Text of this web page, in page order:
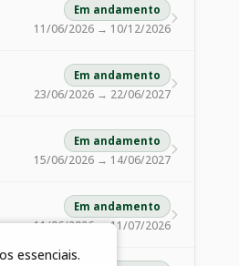
Em andamento
11/06/2026 → 10/12/2026
Em andamento
23/06/2026 → 22/06/2027
Em andamento
15/06/2026 → 14/06/2027
Em andamento
11/06/2026 → 11/07/2026
essenciais.